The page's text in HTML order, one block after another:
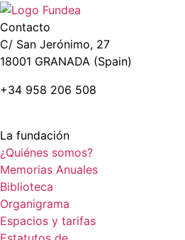
Contacto
C/ San Jerónimo, 27
18001 GRANADA (Spain)
+34 958 206 508
La fundación
¿Quiénes somos?
Memorias Anuales
Biblioteca
Organigrama
Espacios y tarifas